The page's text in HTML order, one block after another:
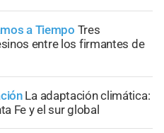
a Tiempo Tres
entre los firmantes de
La adaptación climática:
Fe y el sur global